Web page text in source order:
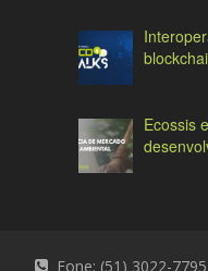
Ecossis
Fone: (51) 3022-7795